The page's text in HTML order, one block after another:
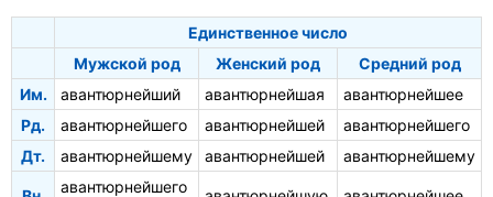
Единственное число
Мужской род
Женский род
Средний род
Им.
авантюрнейший авантюрнейшая
авантюрнейшее
Рд.
авантюрнейшего авантюрнейшей
авантюрнейшего
Дт.
авантюрнейшему авантюрнейшей авантюрнейшему
авантюрнейшего